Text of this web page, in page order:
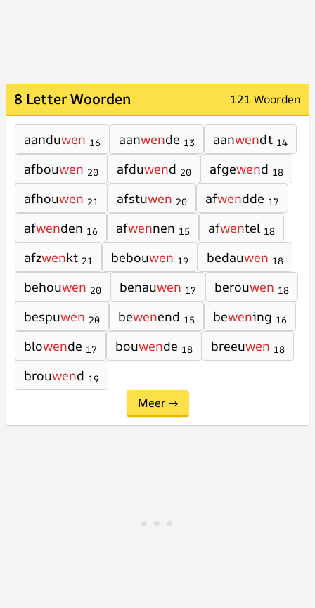
8 Letter Woorden 121 Woorden
aanduwen 16 aanwende 13 aanwendt 14
afbouwen 20 afduwend 20 afgewend 18
afhouwen 21 afstuwen 20 afwendde 17
afwenden 16 afwennen 15 afwentel 18
afzwenkt 21 bebouwen 19 bedauwen 18
behouwen 20 benauwen 17 berouwen 18
bespuwen 20 bewenend 15 bewening 16
blowende 17 bouwende 18 breeuwen 18
brouwend 19
Meer →